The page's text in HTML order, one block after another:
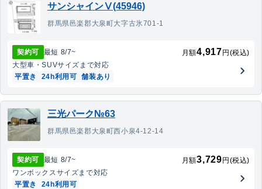
サンシャインⅤ(45946)
群馬県邑楽郡大泉町大字古氷701-1
契約可 最短 8/7~ 月額4,917 円(税込)
大型車・SUVサイズまで対応
平置き
24h利用可 舗装あり
三光パーク№63
群馬県邑楽郡大泉町西小泉4-12-14
契約可 最短 8/7~ 月額3,729 円(税込)
ワンボックスサイズまで対応
平置き
24h利用可